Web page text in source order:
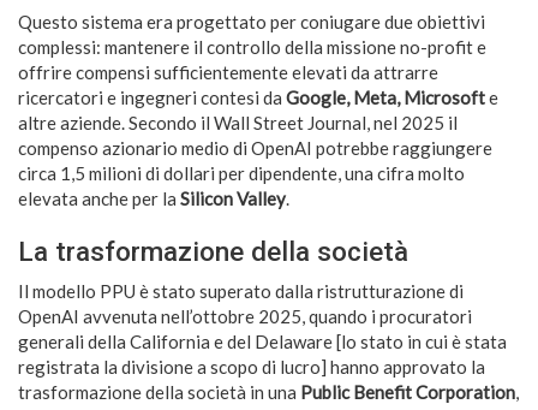
Questo sistema era progettato per coniugare due obiettivi
complessi: mantenere il controllo della missione no-profit e
offrire compensi sufficientemente elevati da attrarre
ricercatori e ingegneri contesi da Google, Meta, Microsofte
altre aziende. Secondo il Wall Street Journal, nel 2025 il
compenso azionario medio di OpenAI potrebbe raggiungere
circa 1,5 milioni di dollari per dipendente, una cifra molto
elevata anche per la Silicon Valley.
La trasformazione della società
Il modello PPU è stato superato dalla ristrutturazione di
OpenAI avvenuta nell’ottobre 2025, quando i procuratori
generali della California e del Delaware [lo stato in cui è stata
registrata la divisione a scopo di lucro] hanno approvato la
trasformazione della società in una Public Benefit Corporation